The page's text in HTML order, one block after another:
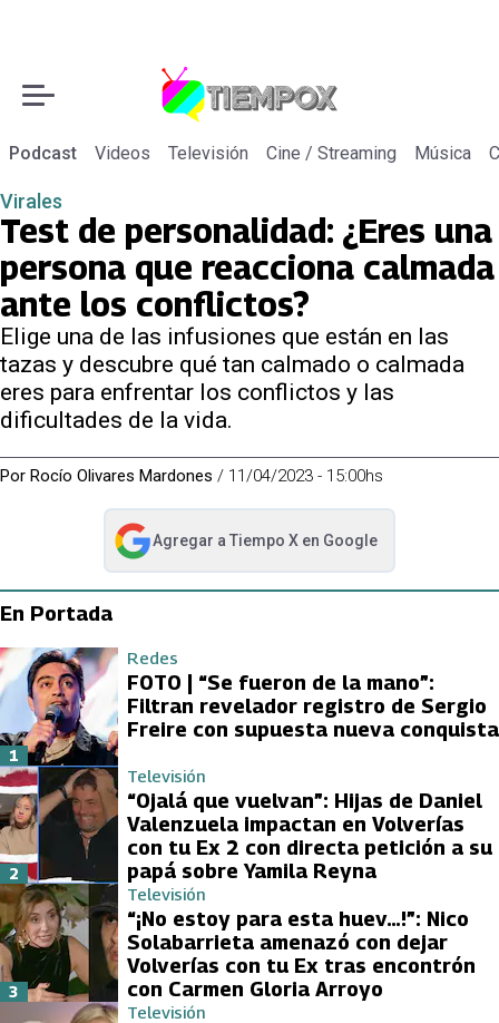
Podcast Videos Televisión Cine / Streaming Música
Virales
Test de personalidad: ¿Eres una
persona que reacciona calmada
ante los conflictos?
Elige una de las infusiones que están en las
tazas y descubre qué tan calmado o calmada
eres para enfrentar los conflictos y las
dificultades de la vida.
Por Rocío Olivares Mardones / 11/04/2023 - 15:00hs
Agregar a Tiempo Xen Google
abre en nueva pestaña
En Portada
Redes
FOTO | “Se fueron de la mano”:
Filtran revelador registro de Sergio
Freire con supuesta nueva conquista
1
Televisión
“Ojalá que vuelvan”: Hijas de Daniel
Valenzuela impactan en Volverías
con tu Ex 2 con directa petición a su
papá sobre Yamila Reyna
2
Televisión
“¡No estoy para esta huev…!”: Nico
Solabarrieta amenazó con dejar
Volverías con tu Ex tras encontrón
con Carmen Gloria Arroyo
3
Televisión